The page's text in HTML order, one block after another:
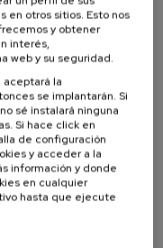
en otros sitios. Esto nos
y obtener
interés,
web y su seguridad.
aceptará la
se implantarán. Si
sé instalará ninguna
Si hace click en
de configuración
y acceder a la
información y donde
en cualquier
hasta que ejecute